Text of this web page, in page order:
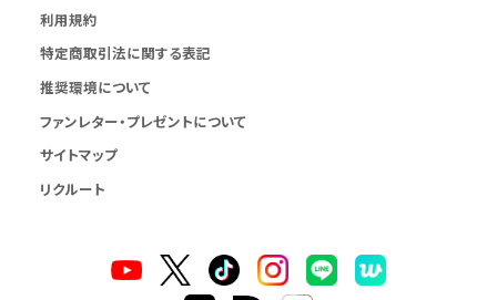
利用規約
特定商取引法に関する表記
推奨環境について
ファンレター・プレゼントについて
サイトマップ
リクルート